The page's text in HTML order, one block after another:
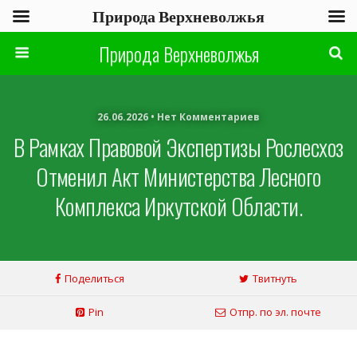
Природа Верхневолжья
26.06.2026 • Нет Комментариев
В Рамках Правовой Экспертизы Рослесхоз
Отменил Акт Министерства Лесного
Комплекса Иркутской Области.
Поделиться Твитнуть
Pin Отпр. по эл. почте
Природа Верхневолжья